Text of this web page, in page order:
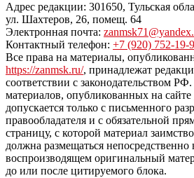
Адрес редакции: 301650, Тульская
ул. Шахтеров, 26, помещ. 64
Электронная почта:
Контактный телефон: +7 (920) 752-19-
Все права на материалы,
https://zanmsk.ru/, принадлежат
соответствии с законодательством
материалов, опубликованных на сайте
допускается только с письменного
правообладателя и с обязательной
страницу, с которой материал
должна размещаться непосредственно
воспроизводящем оригинальный
до или после цитируемого блока.